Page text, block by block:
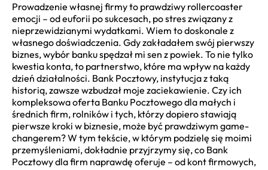
Prowadzenie własnej firmy to prawdziwy rollercoaster
emocji – od euforii po sukcesach, po stres związany z
nieprzewidzianymi wydatkami. Wiem to doskonale z
własnego doświadczenia. Gdy zakładałem swój pierwszy
biznes, wybór banku spędzał mi sen z powiek. To nie tylko
kwestia konta, to partnerstwo, które ma wpływ na każdy
dzień działalności. Bank Pocztowy, instytucja z taką
historią, zawsze wzbudzał moje zaciekawienie. Czy ich
kompleksowa oferta Banku Pocztowego dla małych i
średnich firm, rolników i tych, którzy dopiero stawiają
pierwsze kroki w biznesie, może być prawdziwym game-
changerem? W tym tekście, w którym podzielę się moimi
przemyśleniami, dokładnie przyjrzymy się, co Bank
Pocztowy dla firm naprawdę oferuje – od kont firmowych,